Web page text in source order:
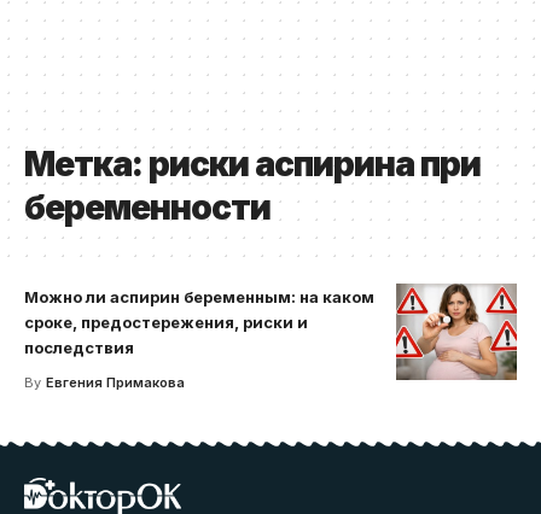
Метка: риски аспирина при
беременности
Можно ли аспирин беременным: на каком
сроке, предостережения, риски и
последствия
By Евгения Примакова